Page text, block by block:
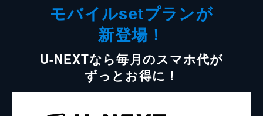
モバイルsetプランが
新登場！
U-NEXTなら毎月のスマホ代が
ずっとお得に！